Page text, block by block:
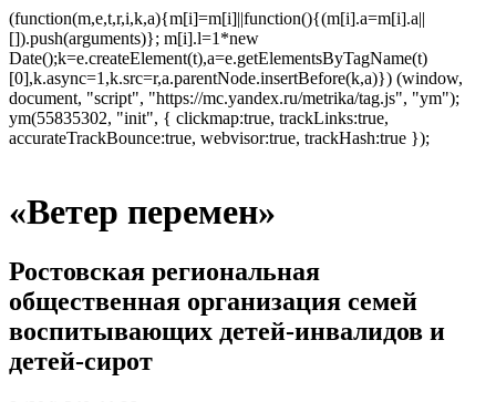
(function(m,e,t,r,i,k,a){m[i]=m[i]||function(){(m[i].a=m[i].a||
[]).push(arguments)}; m[i].l=1*new
Date();k=e.createElement(t),a=e.getElementsByTagName(t)
[0],k.async=1,k.src=r,a.parentNode.insertBefore(k,a)}) (window,
document, "script", "https://mc.yandex.ru/metrika/tag.js", "ym");
ym(55835302, "init", { clickmap:true, trackLinks:true,
accurateTrackBounce:true, webvisor:true, trackHash:true });
«Ветер перемен»
Ростовская региональная
общественная организация семей
воспитывающих детей-инвалидов и
детей-сирот